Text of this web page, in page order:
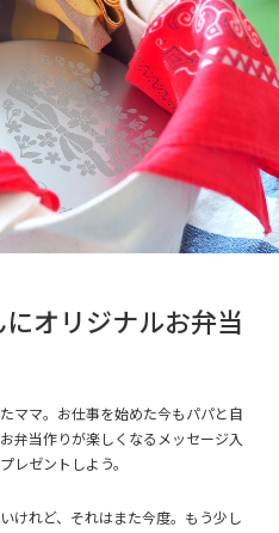
オリジナルお弁当
ママ。お仕事を始めた今もパパと自
弁当作りが楽しくなるメッセージ入
レゼントしよう。
けれど、それはまた今度。もう少し